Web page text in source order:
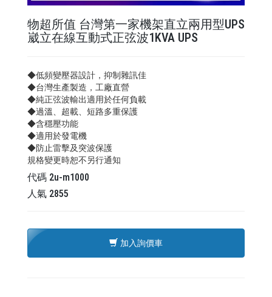
物超所值 台灣第一家機架直立兩用型UPS
崴立在線互動式正弦波1KVA UPS
◆低頻變壓器設計，抑制雜訊佳
◆台灣生產製造，工廠直營
◆純正弦波輸出適用於任何負載
◆過溫、超載、短路多重保護
◆含穩壓功能
◆適用於發電機
◆防止雷擊及突波保護
規格變更時恕不另行通知
代碼 2u-m1000
人氣 2855
加入詢價車